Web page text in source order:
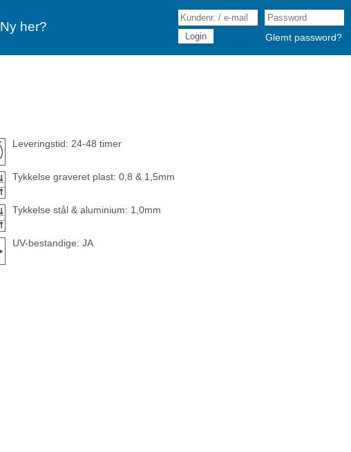
Ny her?
Glemt password?
Leveringstid: 24-48 timer
Tykkelse graveret plast: 0,8 & 1,5mm
Tykkelse stål & aluminium: 1,0mm
UV-bestandige: JA